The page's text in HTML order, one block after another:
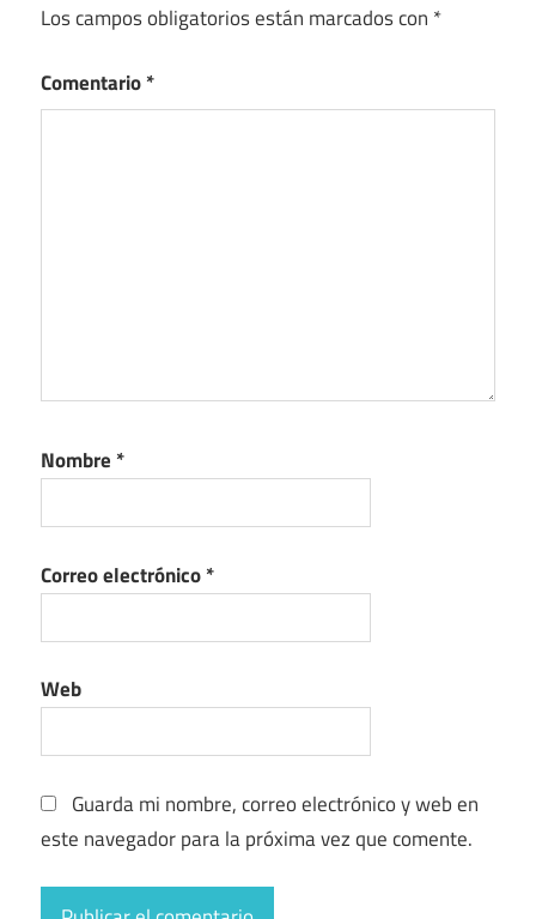
Los campos obligatorios están marcados con *
Comentario*
Nombre *
Correo electrónico*
Web
Guarda mi nombre, correo electrónico y web en
este navegador para la próxima vez que comente.